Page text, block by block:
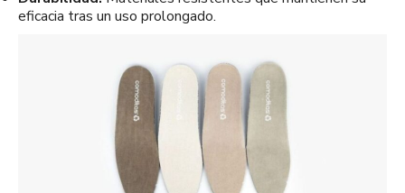
eficacia tras un uso prolongado.